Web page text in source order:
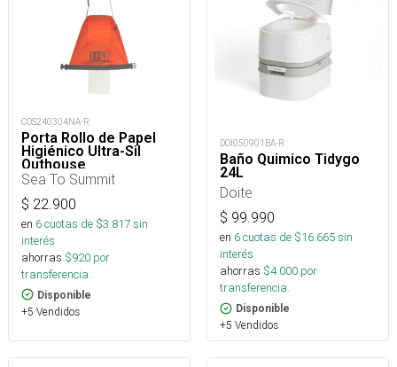
COS240304NA-R
Porta Rollo de Papel
Higiénico Ultra-Sil
Outhouse
Sea To Summit
$ 22.900
en 6cuotas de $3.817sin
interés
ahorras $920 por
transferencia.
Disponible
+5 Vendidos
DOI050901BA-R
Baño Quimico Tidygo
24L
Doite
$ 99.990
en 6cuotas de $16.665sin
interés
ahorras $4.000 por
transferencia.
Disponible
+5 Vendidos